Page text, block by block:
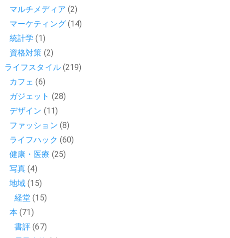
マルチメディア (2)
マーケティング(14)
統計学 (1)
資格対策 (2)
ライフスタイル(219)
カフェ (6)
ガジェット (28)
デザイン (11)
ファッション (8)
ライフハック (60)
健康・医療 (25)
写真 (4)
地域 (15)
経堂 (15)
本 (71)
書評 (67)